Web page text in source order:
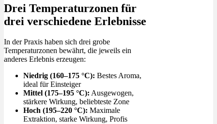
Drei Temperaturzonen für
drei verschiedene Erlebnisse
In der Praxis haben sich drei grobe
Temperaturzonen bewährt, die jeweils ein
anderes Erlebnis erzeugen:
Niedrig (160–175 °C): Bestes Aroma,
ideal für Einsteiger
Mittel (175–195 °C): Ausgewogen,
stärkere Wirkung, beliebteste Zone
Hoch (195–220 °C): Maximale
Extraktion, starke Wirkung, Profis